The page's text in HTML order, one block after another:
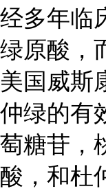
经多年临
绿原酸，
美国 威斯
仲绿的有
萄糖苷
酸，和杜